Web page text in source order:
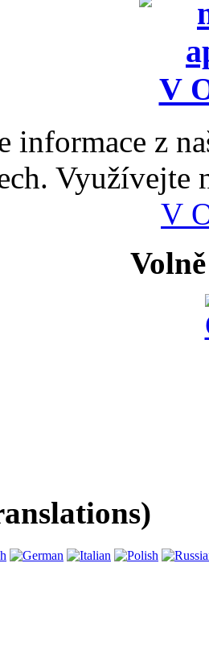
informace z
Využívejte
V